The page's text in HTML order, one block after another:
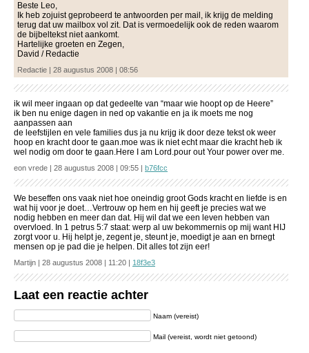
Beste Leo,
Ik heb zojuist geprobeerd te antwoorden per mail, ik krijg de melding
terug dat uw mailbox vol zit. Dat is vermoedelijk ook de reden waarom
de bijbeltekst niet aankomt.
Hartelijke groeten en Zegen,
David / Redactie
Redactie | 28 augustus 2008 | 08:56
ik wil meer ingaan op dat gedeelte van “maar wie hoopt op de Heere”
ik ben nu enige dagen in ned op vakantie en ja ik moets me nog
aanpassen aan
de leefstijlen en vele families dus ja nu krijg ik door deze tekst ok weer
hoop en kracht door te gaan.moe was ik niet echt maar die kracht heb ik
wel nodig om door te gaan.Here I am Lord.pour out Your power over me.
eon vrede | 28 augustus 2008 | 09:55 | b76fcc
We beseffen ons vaak niet hoe oneindig groot Gods kracht en liefde is en
wat hij voor je doet…Vertrouw op hem en hij geeft je precies wat we
nodig hebben en meer dan dat. Hij wil dat we een leven hebben van
overvloed. In 1 petrus 5:7 staat: werp al uw bekommernis op mij want HIJ
zorgt voor u. Hij helpt je, zegent je, steunt je, moedigt je aan en brnegt
mensen op je pad die je helpen. Dit alles tot zijn eer!
Martijn | 28 augustus 2008 | 11:20 | 18f3e3
Laat een reactie achter
Naam (vereist)
Mail (vereist, wordt niet getoond)